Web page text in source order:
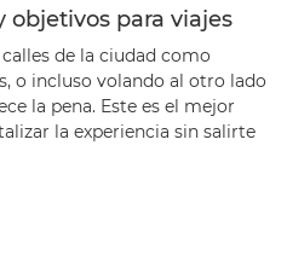
objetivos para viajes
de la ciudad como
o incluso volando al otro lado
la pena. Este es el mejor
la experiencia sin salirte